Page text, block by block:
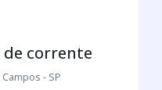
corrente
- SP